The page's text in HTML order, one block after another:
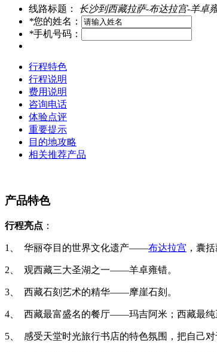
线路标题：
长沙到西藏拉萨-布达拉宫-羊卓
*您的姓名：
*手机号码：
行程特色
行程说明
费用说明
咨询电话
体验点评
重要提示
目的地攻略
相关推荐产品
产品特色
行程亮点 ：
1 华丽夺目的世界文化遗产——布达拉宫 ，囊
2 观西藏三大圣湖之一——羊卓雍错。
3 西藏石刻艺术的精华——摩崖石刻。
4 西藏最富盛名的餐厅——玛吉阿米；西藏最
5 感受天堂时光旅行书店的特色氛围，把自己